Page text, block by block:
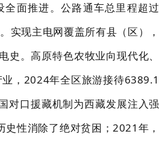
面推进。公路通车总里程超过
实现主电网覆盖所有县（区），
史。高原特色农牧业向现代化、
业， 2024年全区旅游接待6389.1
对口援藏机制为西藏发展注入强
史性消除了绝对贫困；2021 年，